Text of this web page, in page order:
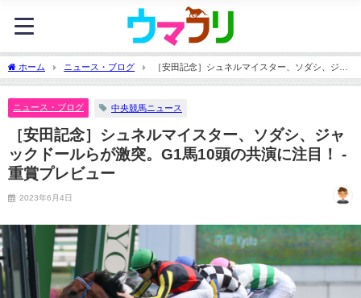
ホーム ニュース・ブログ
［安田記念］シュネルマイスター、ソダシ、ジャ
ックドールらが激突。G1馬10頭の共演に注目！ - 重賞プレビュー
ニュース・ブログ 中央競馬ニュース
［安田記念］シュネルマイスター、ソダシ、ジャ
ックドールらが激突。G1馬10頭の共演に注目！ -
重賞プレビュー
2023年6月4日